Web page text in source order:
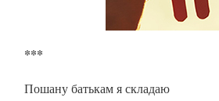
***
Пошану батькам я складаю